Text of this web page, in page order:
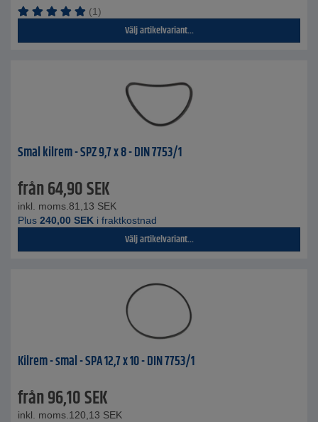
(1)
Välj artikelvariant...
Smal kilrem - SPZ 9,7 x 8 - DIN 7753/1
från64,90SEK
inkl. moms. 81,13 SEK
Plus 240,00 SEK i fraktkostnad
Välj artikelvariant...
Kilrem - smal - SPA 12,7 x 10 - DIN 7753/1
från96,10SEK
inkl. moms. 120,13 SEK